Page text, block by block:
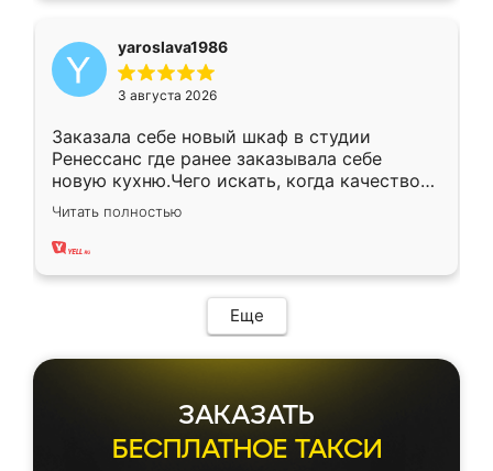
yaroslava1986
3 августа 2026
Заказала себе новый шкаф в студии
Ренессанс где ранее заказывала себе
новую кухню.Чего искать, когда качеством
вполне довольна. Служит кухня уже почти
два года, нареканий нет.
Читать полностью
Еще
ЗАКАЗАТЬ
БЕСПЛАТНОЕ ТАКСИ